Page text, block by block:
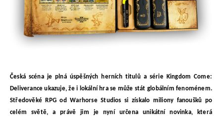
Česká scéna je plná úspěšných herních titulů a série Kingdom Come:
Deliverance ukazuje, že i lokální hra se může stát globálním fenoménem.
Středověké RPG od Warhorse Studios si získalo miliony fanoušků po
celém světě, a právě jim je nyní určena unikátní novinka, která